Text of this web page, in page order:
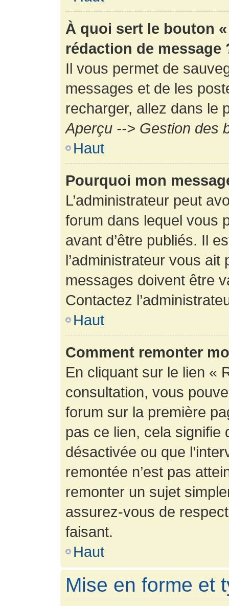
À quoi sert le bouton
rédaction de message
Il vous permet de
messages et de les
recharger, allez dans le
Aperçu --> Gestion des
Haut
Pourquoi mon
L’administrateur peut
forum dans lequel vous
avant d’être publiés. Il
l’administrateur vous
messages doivent être
Contactez
Haut
Comment remonter
En cliquant sur le lien «
consultation, vous
forum sur la première
pas ce lien, cela signifie
désactivée ou que
remontée n’est pas
remonter un sujet
assurez-vous de
faisant.
Haut
Mise en forme et